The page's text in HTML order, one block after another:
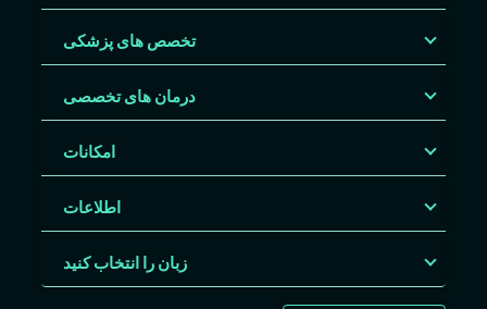
تخصص های پزشکی
درمان های تخصصی
امکانات
اطلاعات
زبان را انتخاب کنید